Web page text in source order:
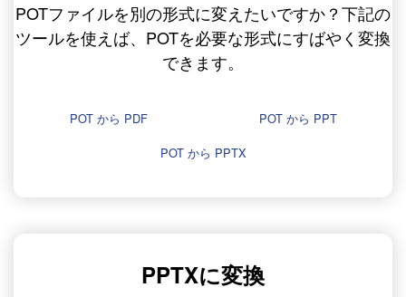
POTファイルを別の形式に変えたいですか？下記の
ツールを使えば、POTを必要な形式にすばやく変換
できます。
POT から PDF
POT から PPT
POT から PPTX
PPTXに変換